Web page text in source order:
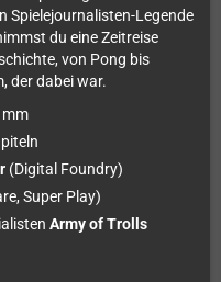
Spielejournalisten-Legende
du eine Zeitreise
von Pong bis
der dabei war.
mm
(Digital Foundry)
Super Play)
Army of Trolls